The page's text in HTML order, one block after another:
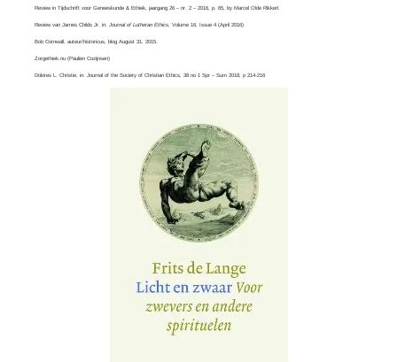
Review in Tijdschrift voor Geneeskunde & Ethiek, jaargang 26 – nr. 2 – 2016, p. 65, byMarcel Olde Rikkert
Review van James Childs Jr . in: Journal of Lutheran Ethics,Volume 16, Issue 4​ (April 2016)
Bob Cornwall , auteur/historicus, blog August 31, 2015.
Zorgethiek.nu (Paulien Cozijnsen)
Dolores L. Christie, in: Journal of the Society of Christian Ethics , 38 no 1 Spr – Sum 2018, p 214-216